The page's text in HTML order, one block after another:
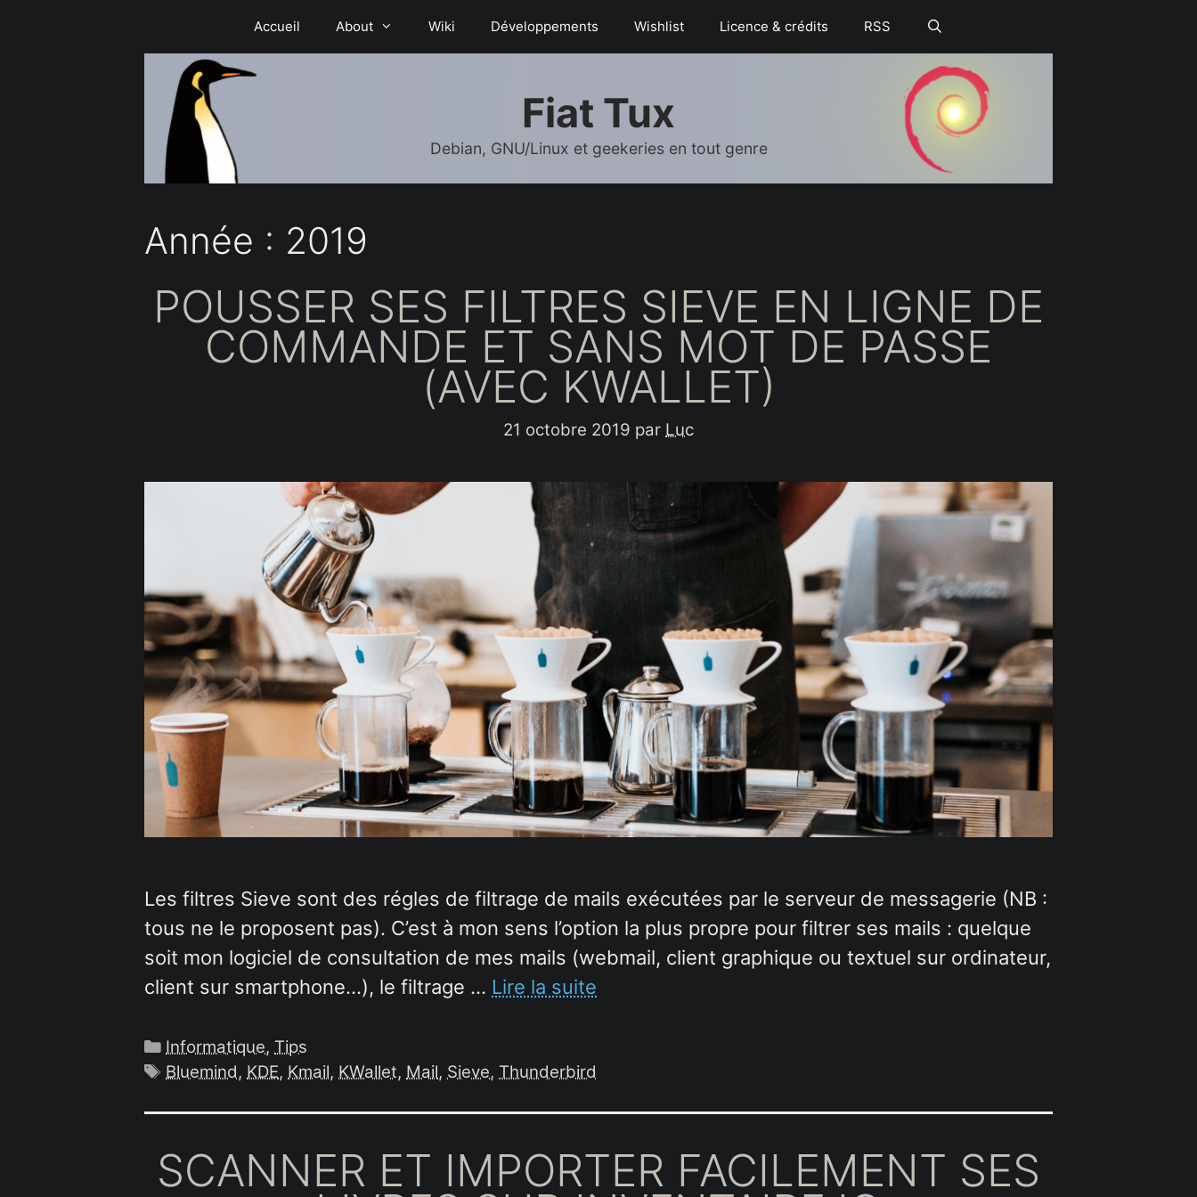
Accueil About Wiki Déve­­lop­­pe­­ments Wishlist Licence & crédits RSS
Fiat Tux
Debian, GNU/Linux et geekeries en tout genre
Année : 2019
POUSSER SES FILTRES SIEVE EN LIGNE DE
COMMANDE ET SANS MOT DE PASSE
(AVEC KWALLET)
21 octobre 2019 par Luc
Les filtres Sieve sont des régles de filtrage de mails exécutées par le serveur de messagerie (NB :
tous ne le proposent pas). C’est à mon sens l’option la plus propre pour filtrer ses mails : quelque
soit mon logiciel de consultation de mes mails (webmail, client graphique ou textuel sur ordinateur,
client sur smartphone…), le filtrage … Lire la suite
Catégories
Informatique, Tips
Étiquettes
Bluemind, KDE, Kmail, KWallet, Mail, Sieve, Thunderbird
SCANNER ET IMPORTER FACILEMENT SES